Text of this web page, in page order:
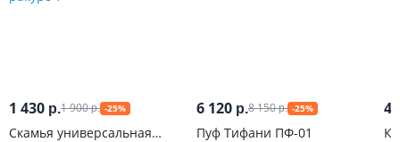
1 430 р.1 900р. -25%
Скамья универсальная
6 120 р.8 150р. -25%
Пуф Тифани ПФ-01
4